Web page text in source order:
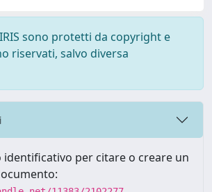
sono protetti da copyright e
riservati, salvo diversa
identificativo per citare o creare un